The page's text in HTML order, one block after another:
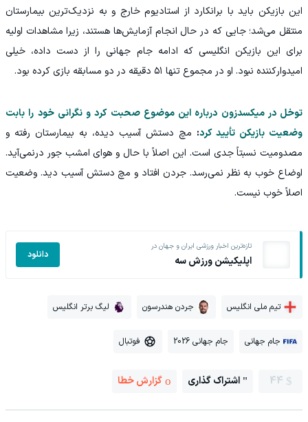
این بازیکن باید با برانکارد از استادیوم خارج و به نزدیک‌ترین بیمارستان
منتقل می‌شد؛ جایی که در حال انجام آزمایش‌ها هستند، زیرا مشاهدات اولیه
برای این بازیکن انگلیسی که ادامه جام جهانی را از دست داده، خیلی
امیدوارکننده نبود. او در مجموع تنها ۵۱ دقیقه در دو مسابقه بازی کرده بود.
توخل در میکسدزون درباره این موضوع صحبت کرد و نگرانی خود را بابت
وضعیت بازیکن تأیید کرد: مچ دستش آسیب دیده، به بیمارستان رفته و
مصدومیت نسبتاً جدی است. این اصلاً با حال و هوای امشب جور درنمی‌آید.
اوضاع خوب به نظر نمی‌رسد. جردن افتاد و مچ دستش آسیب دید. وضعیت
اصلاً خوب نیست.
تازه‌ترین اخبار ورزشی ایران و جهان در
اپلیکیشن ورزش سه دانلود
تیم ملی انگلیس جردن هندرسون لیگ برتر انگلیس
جام جهانی جام جهانی 2026 فوتبال
44 اشتراک گذاری گزارش خطا